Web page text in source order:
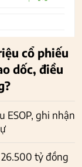
cổ phiếu
dốc, điều
ESOP, ghi nhận
tỷ đồng